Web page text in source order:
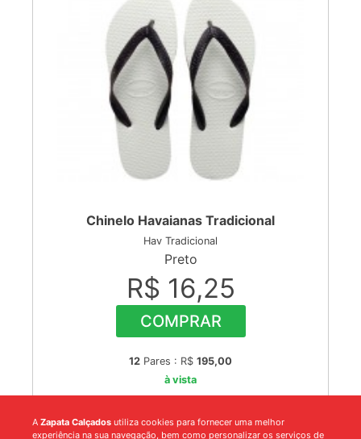
Chinelo Havaianas Tradicional
Hav Tradicional
Preto
R$ 16,25
COMPRAR
12 Pares : R$ 195,00
à vista
A Zapata Calçados utiliza cookies para fornecer uma melhor
experiência na sua navegação, bem como personalizar os serviços de